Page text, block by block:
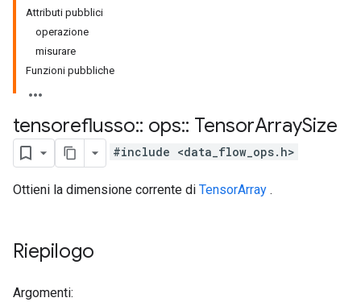
Attributi pubblici
operazione
misurare
Funzioni pubbliche
tensoreflusso:: ops:: TensorArraySize
#include <data_flow_ops.h>
Ottieni la dimensione corrente di TensorArray .
Riepilogo
Argomenti: